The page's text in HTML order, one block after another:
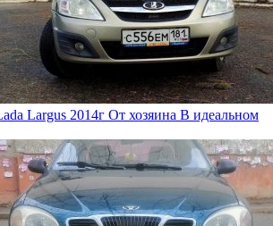
Largus 2014г От хозяина В идеальном